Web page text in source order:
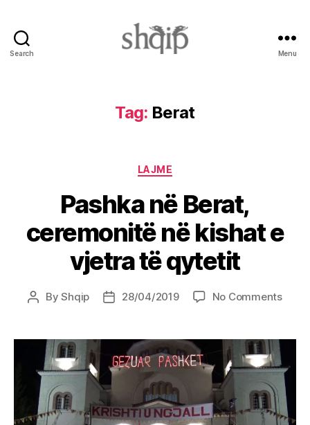
Search Menu
Tag: Berat
Categories
LAJME
Pashka në Berat,
ceremonitë në kishat e
vjetra të qytetit
PostByShqip
Post28/04/2019 No Commentson
në
e
vjetra